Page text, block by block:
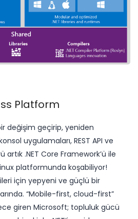
Platform
değişim geçirip, yeniden
uygulamaları, REST API ve
.NET Core Framework’ü ile
platformunda koşabiliyor!
için yepyeni ve güçlü bir
“Mobile-first, cloud-first”
giren Microsoft; topluluk gücü